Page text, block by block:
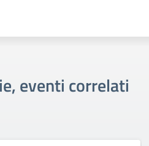
eventi correlati